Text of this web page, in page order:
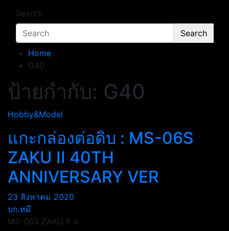
Search
Search
Home
G40
ป้ายกำกับ: G40
Hobby&Model
แกะกล่องต่อดิบ : MS-06S
ZAKU II 40TH
ANNIVERSARY VER
23 สิงหาคม 2020
บก.หมี
MS-06S ZAKU II น…